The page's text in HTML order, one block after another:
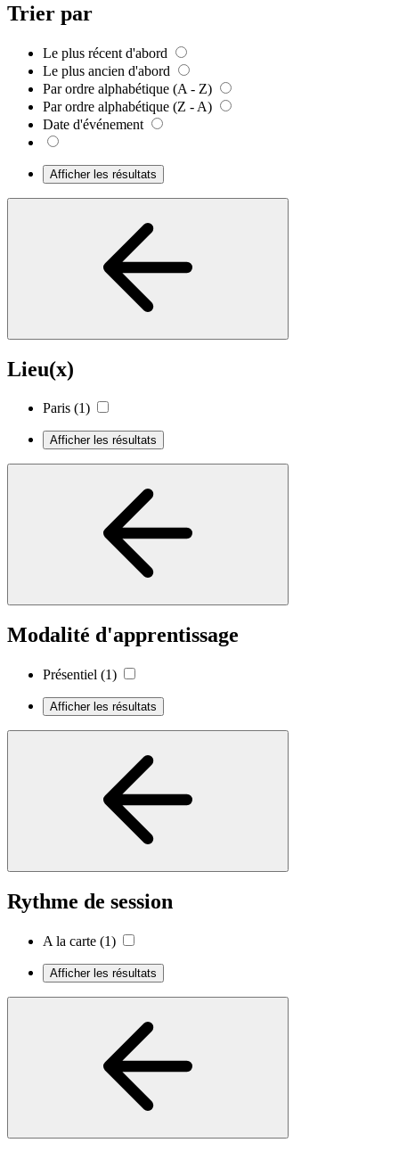
Trier par
Le plus récent d'abord
Le plus ancien d'abord
Par ordre alphabétique (A - Z)
Par ordre alphabétique (Z - A)
Date d'événement
Afficher les résultats
Lieu(x)
Paris (1)
Afficher les résultats
Modalité d'apprentissage
Présentiel (1)
Afficher les résultats
Rythme de session
A la carte (1)
Afficher les résultats